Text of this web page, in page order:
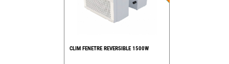
CLIM FENETRE REVERSIBLE 1500W